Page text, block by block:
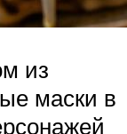
из
маски в